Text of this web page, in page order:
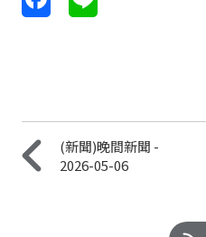
(新聞)晚間新聞 -
2026-05-06